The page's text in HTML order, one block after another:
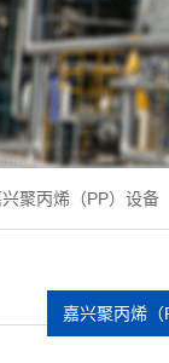
兴聚丙烯（PP）设备
嘉兴聚丙烯（